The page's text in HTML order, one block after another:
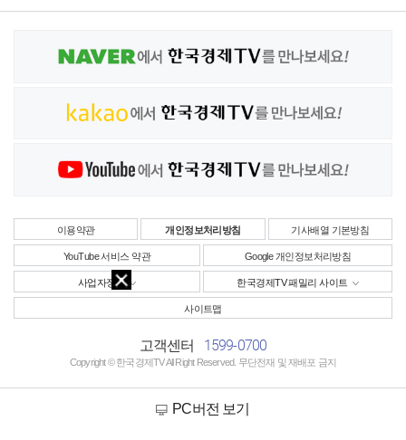
이용약관 개인정보처리방침 기사배열 기본방침
YouTube 서비스 약관 Google 개인정보처리방침
사업자정보 한국경제TV 패밀리 사이트
사이트맵
고객센터 1599-0700
Copyright © 한국경제TV All Right Reserved. 무단전재 및 재배포 금지
PC버전 보기